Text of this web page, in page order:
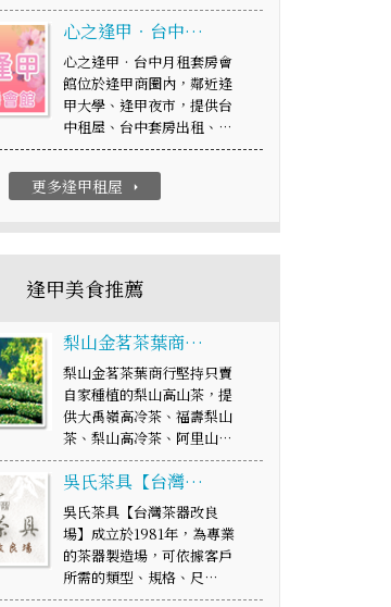
心之逢甲‧台中…
心之逢甲‧台中月租套房會
館位於逢甲商圈內，鄰近逢
甲大學、逢甲夜市，提供台
中租屋、台中套房出租、…
更多逢甲租屋 arrow_right
逢甲美食推薦
梨山金茗茶葉商…
梨山金茗茶葉商行堅持只賣
自家種植的梨山高山茶，提
供大禹嶺高冷茶、福壽梨山
茶、梨山高冷茶、阿里山…
吳氏茶具【台灣…
吳氏茶具【台灣茶器改良
場】成立於1981年，為專業
的茶器製造場，可依據客戶
所需的類型、規格、尺…